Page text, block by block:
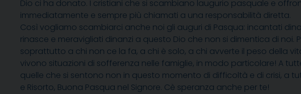
Dio ci ha donato. I cristiani che si scambiano laugurio pasquale e
immediatamente e sempre più chiamati a una responsabilità diretta.
Così vogliamo scambiarci anche noi gli auguri di Pasqua: incantati
rinasce e meravigliati dinanzi a questo Dio che non si dimentica di
soprattutto a chi non ce la fa, a chi è solo, a chi avverte il peso della
vivono situazioni di sofferenza nelle famiglie, in modo particolare! A
quelle che si sentono non in questo momento di difficoltà e di crisi, a
e Risorto, Buona Pasqua nel Signore. Cè speranza anche per te!